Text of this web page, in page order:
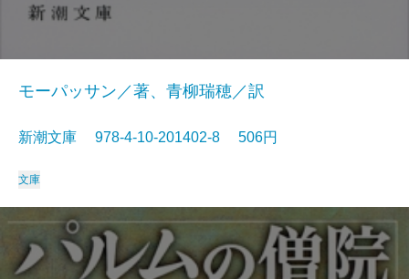
モーパッサン／著、青柳瑞穂／訳
新潮文庫 978-4-10-201402-8 506円
文庫